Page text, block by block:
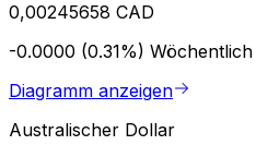
0,00245658 CAD
-0.0000 (0.31%) Wöchentlich
Diagramm anzeigen
Australischer Dollar